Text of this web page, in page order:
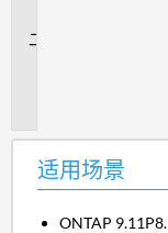
适用场景
ONTAP 9.11P8.